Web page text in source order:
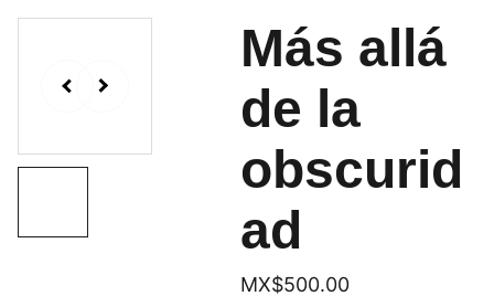
Más allá
de la
obscurid
ad
MX$500.00